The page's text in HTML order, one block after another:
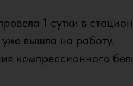
1 сутки в
вышла на работу.
компрессионного